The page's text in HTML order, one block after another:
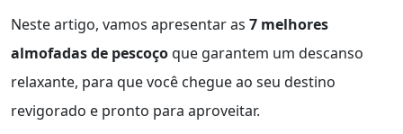
Neste artigo, vamos apresentar as 7 melhores
almofadas de pescoçoque garantem um descanso
relaxante, para que você chegue ao seu destino
revigorado e pronto para aproveitar.